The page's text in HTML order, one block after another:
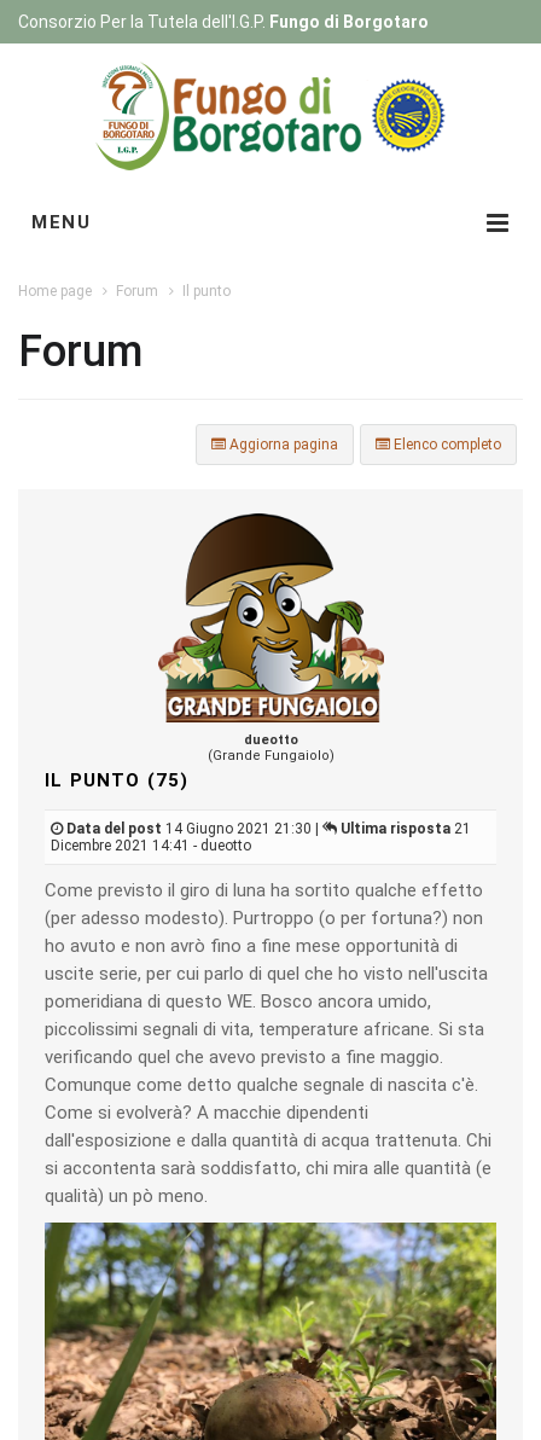
Consorzio Per la Tutela dell'I.G.P. Fungo di Borgotaro
MENU
Home page Forum Il punto
Forum
Elenco completo
Aggiorna pagina
dueotto
(Grande Fungaiolo)
IL PUNTO (75)
Data del post 14 Giugno 2021 21:30 | Ultima risposta 21
Dicembre 2021 14:41 - dueotto
Come previsto il giro di luna ha sortito qualche effetto
(per adesso modesto). Purtroppo (o per fortuna?) non
ho avuto e non avrò fino a fine mese opportunità di
uscite serie, per cui parlo di quel che ho visto nell'uscita
pomeridiana di questo WE. Bosco ancora umido,
piccolissimi segnali di vita, temperature africane. Si sta
verificando quel che avevo previsto a fine maggio.
Comunque come detto qualche segnale di nascita c'è.
Come si evolverà? A macchie dipendenti
dall'esposizione e dalla quantità di acqua trattenuta. Chi
si accontenta sarà soddisfatto, chi mira alle quantità (e
qualità) un pò meno.